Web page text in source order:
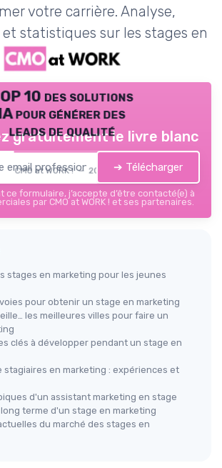
votre carrière. Analyse,
statistiques sur les stages en
10 des solutions
pour générer des
leads de qualité
CMO at WORK ! — 2026
gratuitement le livre blanc
➔ Télécharger
ce formulaire, j’accepte d’être contacté(e) à
par CMO at WORK ! et ses partenaires.
stages en marketing pour les jeunes
pour obtenir un stage en marketing
les meilleures villes pour faire un
clés à développer pendant un stage en
stagiaires en marketing : expériences et
d'un assistant marketing en stage
terme d'un stage en marketing
du marché des stages en